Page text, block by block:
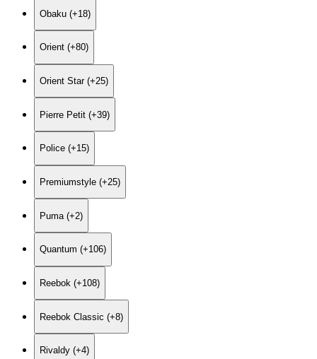
Obaku (+18)
Orient (+80)
Orient Star (+25)
Pierre Petit (+39)
Police (+15)
Premiumstyle (+25)
Puma (+2)
Quantum (+106)
Reebok (+108)
Reebok Classic (+8)
Rivaldy (+4)